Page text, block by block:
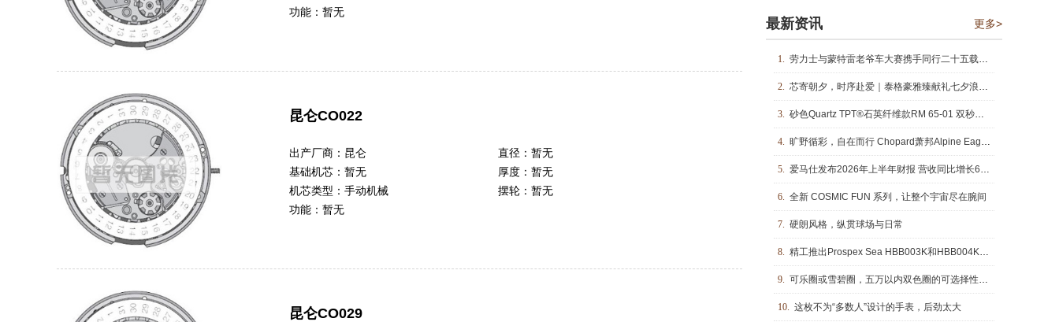
功能： 暂无
昆仑CO022
出产厂商： 昆仑 直径： 暂无
基础机芯： 暂无 厚度： 暂无
机芯类型： 手动机械 摆轮： 暂无
功能： 暂无
昆仑CO029
最新资讯 更多>
1. 劳力士与蒙特雷老爷车大赛携手同行二十五载：凝驻时光续写传奇
2. 芯寄朝夕，时序赴爱｜泰格豪雅臻献礼七夕浪漫佳期
3. 砂色Quartz TPT®石英纤维款RM 65-01 双秒追针自动上链计时码表
4. 旷野循彩，自在而行 Chopard萧邦Alpine Eagle雪山傲翼系列时计臻选
5. 爱马仕发布2026年上半年财报 营收同比增长6.1%
6. 全新 COSMIC FUN 系列，让整个宇宙尽在腕间
7. 硬朗风格，纵贯球场与日常
8. 精工推出Prospex Sea HBB003K和HBB004K亚太区限量版腕表
9. 可乐圈或雪碧圈，五万以内双色圈的可选择性有点多
10. 这枚不为“多数人”设计的手表，后劲太大